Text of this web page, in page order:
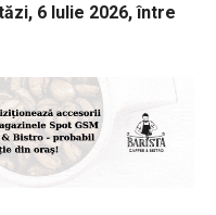
6 Iulie 2026, între